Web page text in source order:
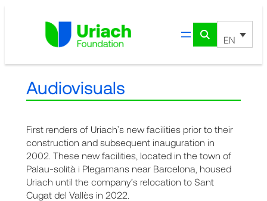
EN
Audiovisuals
First renders of Uriach’s new facilities prior to their
construction and subsequent inauguration in
2002. These new facilities, located in the town of
Palau-solità i Plegamans near Barcelona, housed
Uriach until the company’s relocation to Sant
Cugat del Vallès in 2022.